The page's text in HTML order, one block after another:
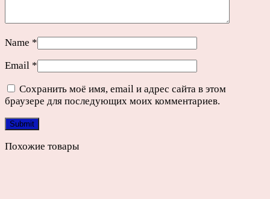
Name *
Email *
Сохранить моё имя, email и адрес сайта в этом
браузере для последующих моих комментариев.
Похожие товары